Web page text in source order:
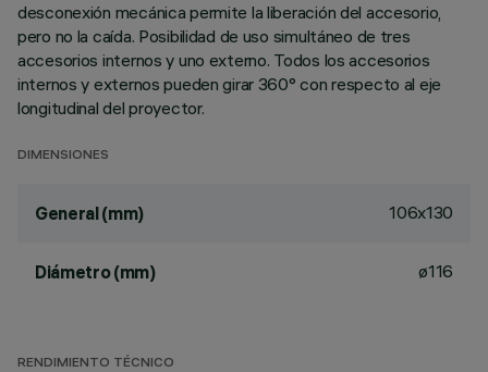
desconexión mecánica permite la liberación del accesorio,
pero no la caída. Posibilidad de uso simultáneo de tres
accesorios internos y uno externo. Todos los accesorios
internos y externos pueden girar 360° con respecto al eje
longitudinal del proyector.
DIMENSIONES
General (mm) 106x130
Diámetro (mm) ø116
RENDIMIENTO TÉCNICO